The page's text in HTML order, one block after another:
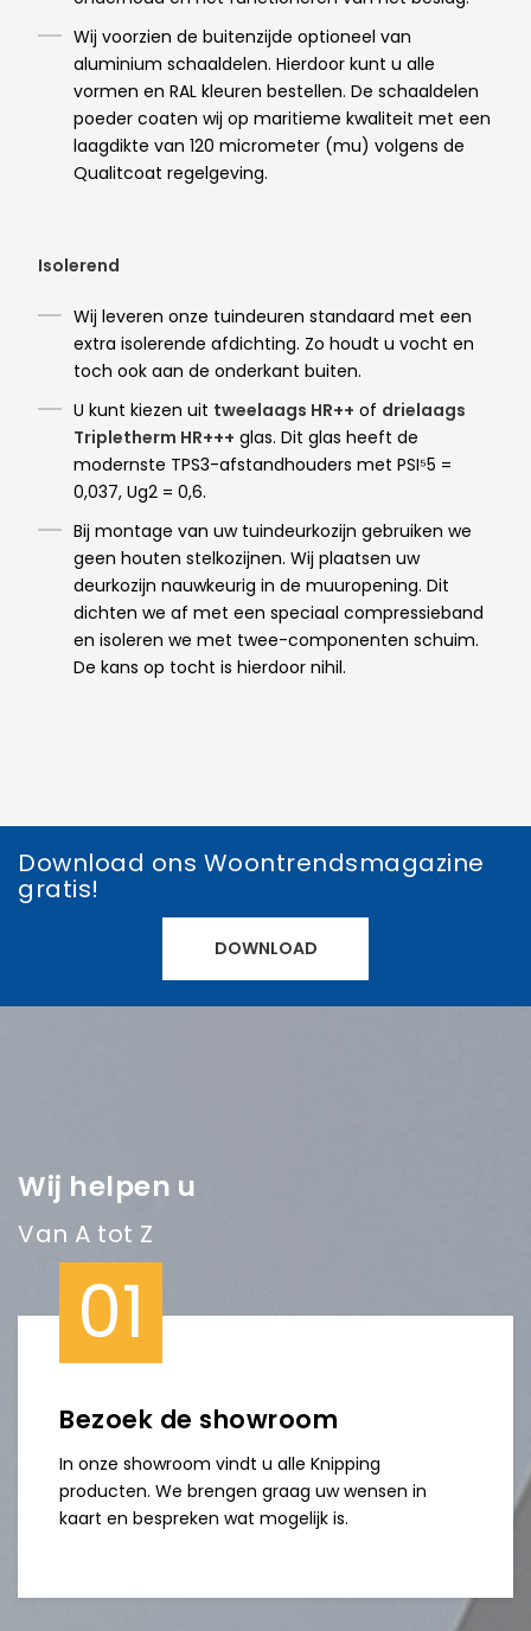
Wij voorzien de buitenzijde optioneel van
aluminium schaaldelen. Hierdoor kunt u alle
vormen en RAL kleuren bestellen. De schaaldelen
poeder coaten wij op maritieme kwaliteit met een
laagdikte van 120 micrometer (mu) volgens de
Qualitcoat regelgeving.
Isolerend
Wij leveren onze tuindeuren standaard met een
extra isolerende afdichting. Zo houdt u vocht en
toch ook aan de onderkant buiten.
U kunt kiezen uit tweelaags HR++ of drielaags
Tripletherm HR+++ glas. Dit glas heeft de
modernste TPS3-afstandhouders met PSI⁵5 =
0,037, Ug2 = 0,6.
Bij montage van uw tuindeurkozijn gebruiken we
geen houten stelkozijnen. Wij plaatsen uw
deurkozijn nauwkeurig in de muuropening. Dit
dichten we af met een speciaal compressieband
en isoleren we met twee-componenten schuim.
De kans op tocht is hierdoor nihil.
Download ons Woontrendsmagazine
gratis!
DOWNLOAD
Wij helpen u
Van A tot Z
01
Bezoek de showroom
In onze showroom vindt u alle Knipping
producten. We brengen graag uw wensen in
kaart en bespreken wat mogelijk is.